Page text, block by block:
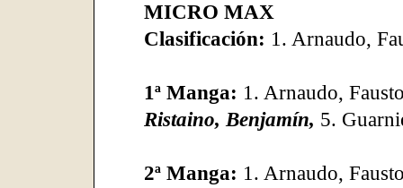
MICRO MAX
Clasificación: 1. Arnaudo,
1ª Manga: 1. Arnaudo,
Ristaino, Benjamín, 5.
2ª Manga: 1. Arnaudo,